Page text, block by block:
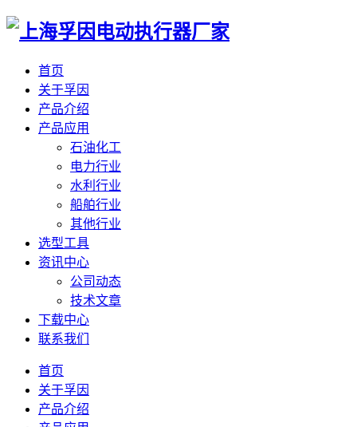
首页
关于孚因
产品介绍
产品应用
石油化工
电力行业
水利行业
船舶行业
其他行业
选型工具
资讯中心
公司动态
技术文章
下载中心
联系我们
首页
关于孚因
产品介绍